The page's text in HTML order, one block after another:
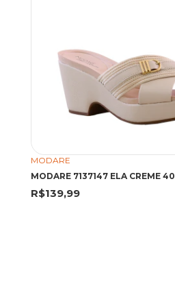
MODARE
R$139,99